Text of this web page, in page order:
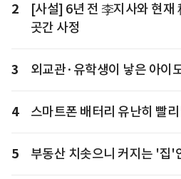
2
[사설] 6년 전 李지사와 현재
곳간 사정
3 외교관·유학생이 낳은 아이
4 스마트폰 배터리 유난히 빨
5 부동산 치솟으니 커지는 '집'